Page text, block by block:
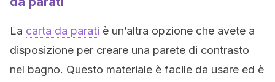
La carta da parati è un’altra opzione che avete a
disposizione per creare una parete di contrasto
nel bagno. Questo materiale è facile da usare ed è